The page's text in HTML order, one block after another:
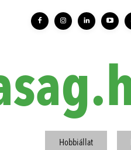
Hobbiállat